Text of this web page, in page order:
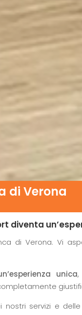
di Verona
diventa
di Verona. Vi
unica,
servizi e